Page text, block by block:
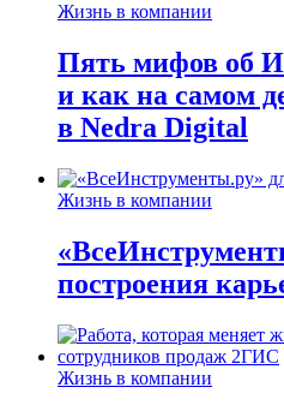
Жизнь в компании
Пять мифов об
и как на самом
в Nedra Digital
Жизнь в компании
построения
Жизнь в компании